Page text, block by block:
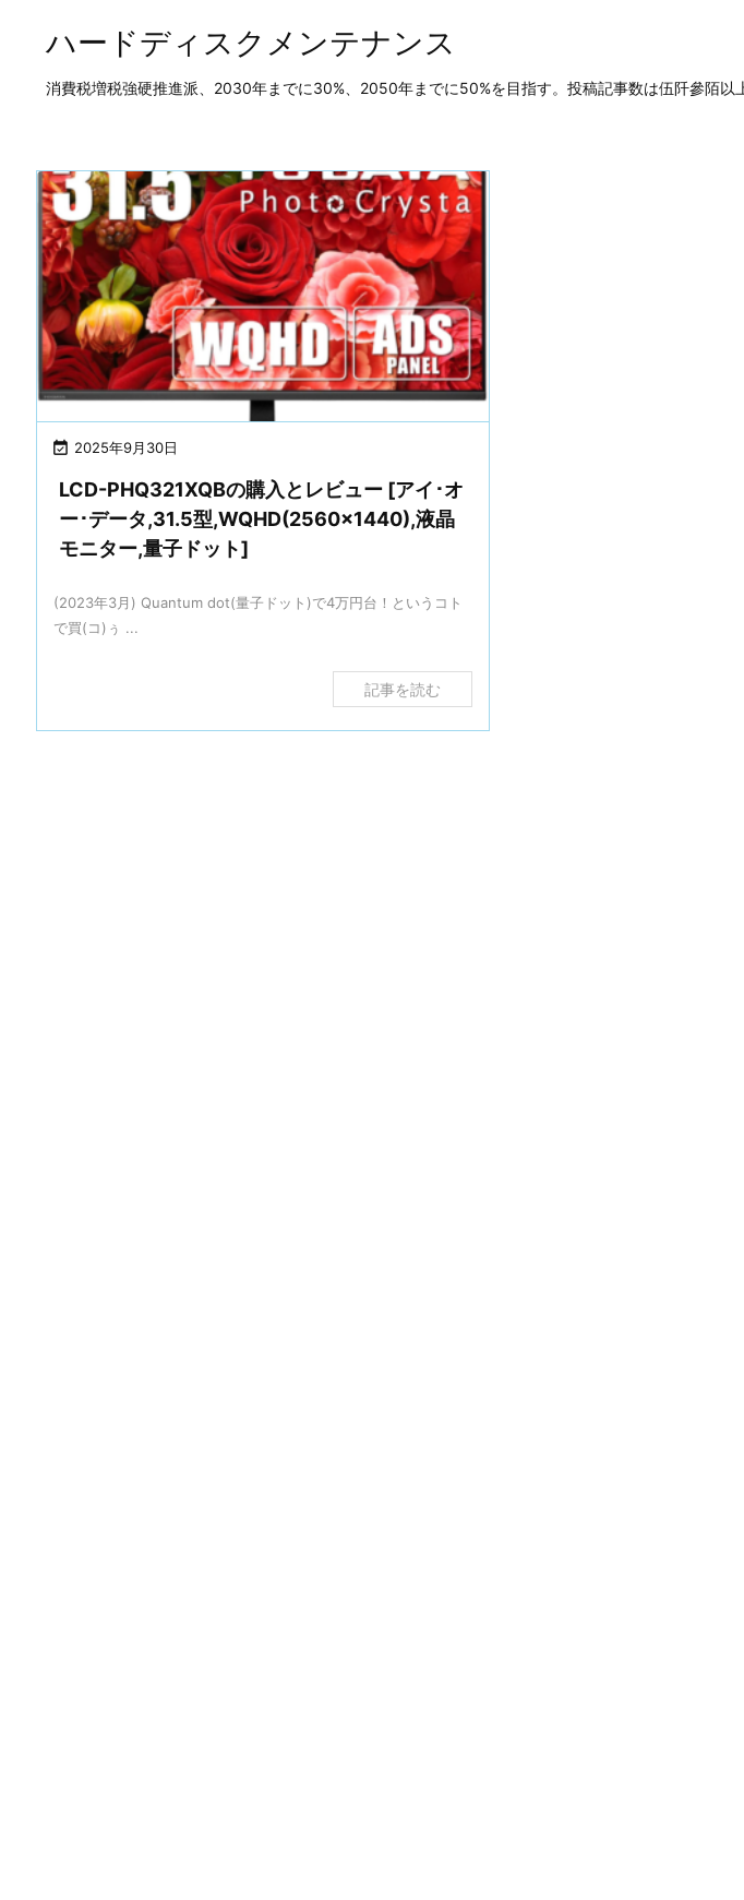
ハードディスクメンテナンス
消費税増税強硬推進派、2030年までに30%、2050年までに50%を目指す。投稿記事数は伍阡參陌以
 2025年9月30日
LCD-PHQ321XQBの購入とレビュー [アイ･オ
ー･データ,31.5型,WQHD(2560×1440),液晶
モニター,量子ドット]
(2023年3月) Quantum dot(量子ドット)で4万円台！というコト
で買(コ)ぅ ...
記事を読む